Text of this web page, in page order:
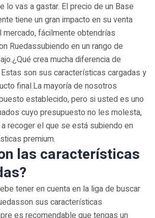
lo vas a gastar. El precio de un Base
tiene un gran impacto en su venta
mercado, fácilmente obtendrías
Ruedassubiendo en un rango de
crea mucha diferencia de
son sus características cargadas y
final.La mayoría de nosotros
establecido, pero si usted es uno
cuyo presupuesto no les molesta,
recoger el que se está subiendo en
premium.
las características
tener en cuenta en la liga de buscar
sus características
es recomendable que tengas un